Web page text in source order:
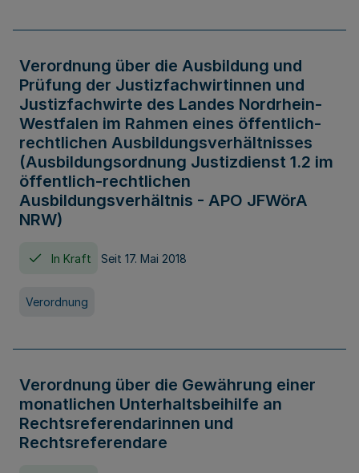
Verordnung über die Ausbildung und
Prüfung der Justizfachwirtinnen und
Justizfachwirte des Landes Nordrhein-
Westfalen im Rahmen eines öffentlich-
rechtlichen Ausbildungsverhältnisses
(Ausbildungsordnung Justizdienst 1.2 im
öffentlich-rechtlichen
Ausbildungsverhältnis - APO JFWörA
NRW)
In Kraft Seit 17. Mai 2018
Verordnung
Verordnung über die Gewährung einer
monatlichen Unterhaltsbeihilfe an
Rechtsreferendarinnen und
Rechtsreferendare